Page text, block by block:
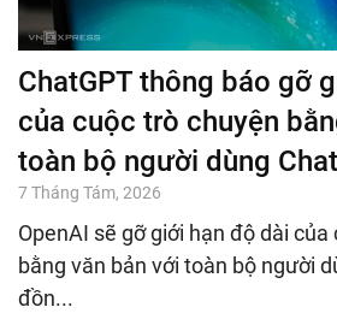
ChatGPT thông báo gỡ
của cuộc trò chuyện
toàn bộ người dùng
7 Tháng Tám, 2026
OpenAI sẽ gỡ giới hạn độ dài
bằng văn bản với toàn bộ người
đồn...